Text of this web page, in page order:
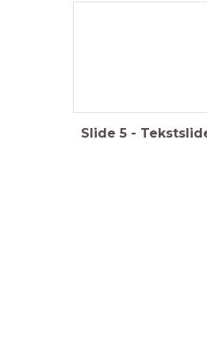
Slide 5 -